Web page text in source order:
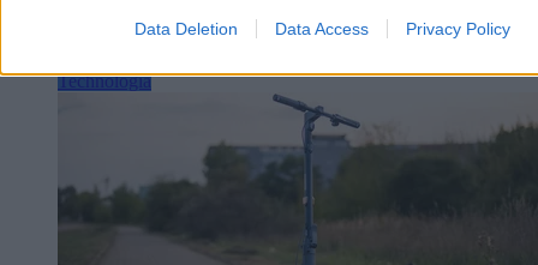
Data Deletion Data Access Privacy Policy
Technologia